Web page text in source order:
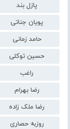
پازل بند
پویان جناتی
حامد زمانی
حسین توکلی
راغب
رضا بهرام
رضا ملک زاده
روزبه حصاری